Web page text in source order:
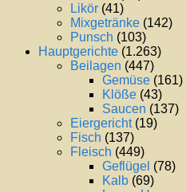
Likör (41)
Mixgetränke (142)
Punsch (103)
Hauptgerichte (1.263)
Beilagen (447)
Gemüse (161)
Klöße (43)
Saucen (137)
Eiergericht(19)
Fisch (137)
Fleisch (449)
Geflügel (78)
Kalb (69)